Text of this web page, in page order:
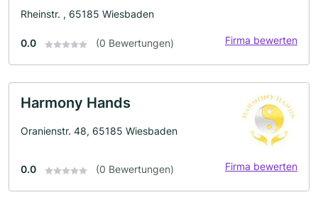
Rheinstr. , 65185 Wiesbaden
0.0 (0 Bewertungen) Firma bewerten
Harmony Hands
Oranienstr. 48, 65185 Wiesbaden
0.0 (0 Bewertungen) Firma bewerten